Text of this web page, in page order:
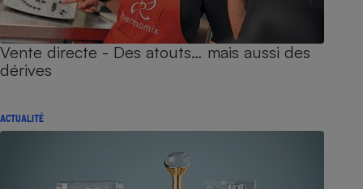
Vente directe - Des atouts… mais aussi des
dérives
ACTUALITÉ